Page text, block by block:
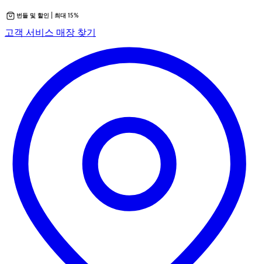
텐
가
기
번들 및 할인 | 최대 15%
고객 서비스 새
서
립
매장 찾기